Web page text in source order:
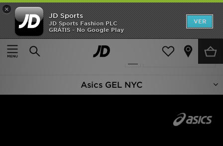
×
JD Sports
JD Sports Fashion PLC
GRÁTIS - No Google Play
VER
Página principal
ASICS Gel-NYC
Actualizar a pesquisa
31 produtos encontrados
Asics GEL NYC
INÍCIO
Promoções